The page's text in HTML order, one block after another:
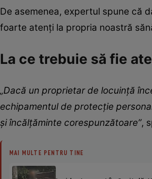
De asemenea, expertul spune că
foarte atenți la propria noastră
La ce trebuie să fie
„Dacă un proprietar de locuință
echipamentul de protecție
și încălțăminte corespunzătoare”,
MAI MULTE PENTRU TINE